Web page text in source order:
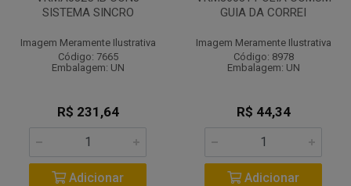
SISTEMA SINCRO
Imagem Meramente Ilustrativa
Código: 7665
Embalagem: UN
R$ 231,64
Adicionar
GUIA DA CORREI
Imagem Meramente Ilustrativa
Código: 8978
Embalagem: UN
R$ 44,34
Adicionar